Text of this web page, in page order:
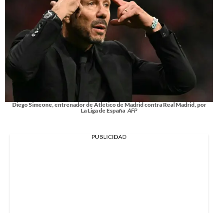
Diego Simeone, entrenador de Atlético de Madrid contra Real Madrid, por
La Liga de España AFP
PUBLICIDAD